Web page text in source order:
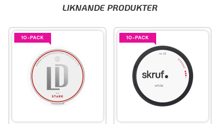
LIKNANDE PRODUKTER
10-PACK 10-PACK